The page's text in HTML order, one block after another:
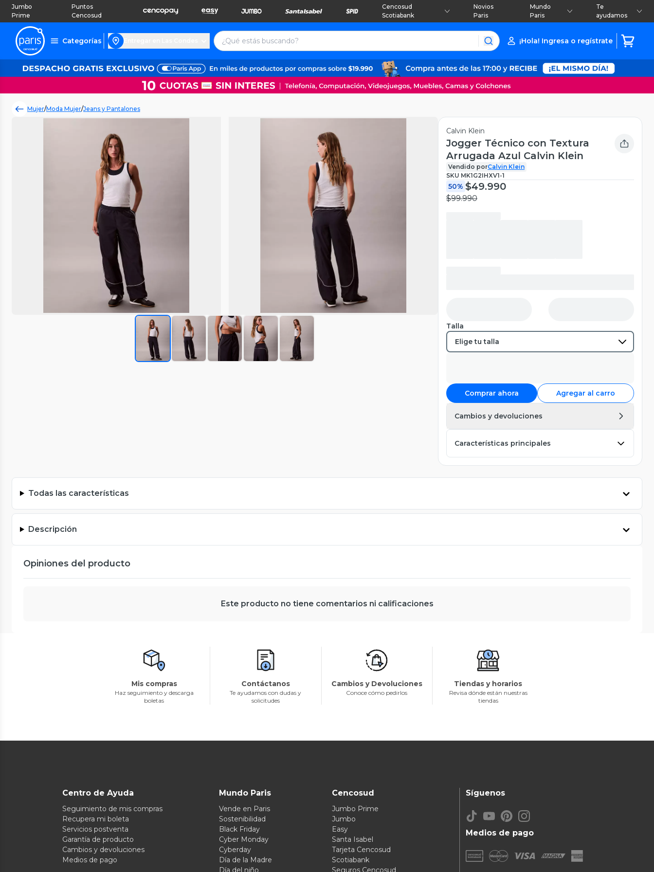
Jumbo
Prime
Puntos
Cencosud
Cencosud
Scotiabank
Novios
Paris
Mundo
Paris
Te
ayudamos
Categorías ¡Hola! Ingresa o regístrate
Mujer/Moda Mujer/Jeans y Pantalones
Calvin Klein
Jogger Técnico con Textura
Arrugada Azul Calvin Klein
Vendido porCalvin Klein
SKU MK1G2IHXV1-1
50% $49.990
$99.990
Talla
Comprar ahora Agregar al carro
Cambios y devoluciones
Características principales
Todas las características
Descripción
Opiniones del producto
Este producto no tiene comentarios ni calificaciones
Mis compras
Haz seguimiento y descarga
boletas
Contáctanos
Te ayudamos con dudas y
solicitudes
Cambios y Devoluciones
Conoce cómo pedirlos
Tiendas y horarios
Revisa dónde están nuestras
tiendas
Centro de Ayuda
Seguimiento de mis compras
Recupera mi boleta
Servicios postventa
Garantía de producto
Cambios y devoluciones
Medios de pago
Mundo Paris
Vende en Paris
Sostenibilidad
Black Friday
Cyber Monday
Cyberday
Día de la Madre
Día del niño
Cencosud
Jumbo Prime
Jumbo
Easy
Santa Isabel
Tarjeta Cencosud
Scotiabank
Seguros Cencosud
Medios de pago
Síguenos